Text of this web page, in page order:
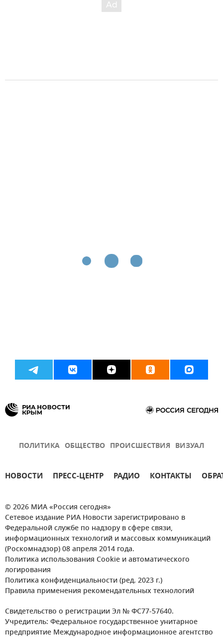
ПОЛИТИКА ОБЩЕСТВО ПРОИСШЕСТВИЯ ВИЗУАЛ
НОВОСТИ ПРЕСС-ЦЕНТР РАДИО КОНТАКТЫ
© 2026 МИА «Россия сегодня»
Сетевое издание РИА Новости зарегистрировано в
Федеральной службе по надзору в сфере связи,
информационных технологий и массовых коммуникаций
(Роскомнадзор) 08 апреля 2014 года.
Политика использования Cookie и автоматического
логирования
Политика конфиденциальности (ред. 2023 г.)
Правила применения рекомендательных технологий
Свидетельство о регистрации Эл № ФС77-57640.
Учредитель: Федеральное государственное унитарное
предприятие Международное информационное агентство